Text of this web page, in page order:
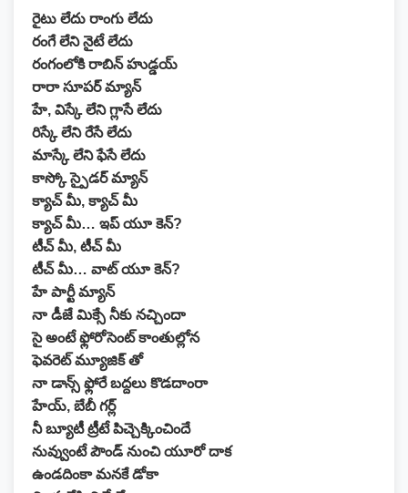
రైటు లేదు రాంగు లేదు
రంగే లేని నైటే లేదు
రంగంలోకి రాబిన్ హుడ్డయ్
రారా సూపర్ మ్యాన్
హే, విస్కే లేని గ్లాసే లేదు
రిస్కే లేని రేసే లేదు
మాస్కే లేని ఫేసే లేదు
కాస్కో స్పైడర్ మ్యాన్
క్యాచ్ మీ, క్యాచ్ మీ
క్యాచ్ మీ… ఇప్ యూ కెన్?
టీచ్ మీ, టీచ్ మీ
టీచ్ మీ… వాట్ యూ కెన్?
హే పార్టీ మ్యాన్
నా డీజే మిక్సే నీకు నచ్చిందా
సై అంటే ఫ్లోరోసెంట్ కాంతుల్లోన
ఫెవరెట్ మ్యూజిక్ తో
నా డాన్స్ ఫ్లోరే బద్దలు కొడదాంరా
హేయ్, బేబీ గర్ల్
నీ బ్యూటీ ట్రీటే పిచ్చెక్కించిందే
నువ్వుంటే పౌండ్ నుంచి యూరో దాక
ఉండదింకా మనకే డోకా